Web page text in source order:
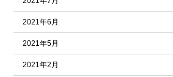
2021年6月
2021年5月
2021年2月